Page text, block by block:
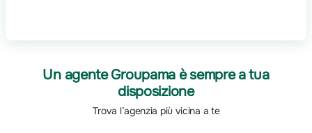
Un agente Groupama è sempre a tua
disposizione
Trova l’agenzia più vicina a te